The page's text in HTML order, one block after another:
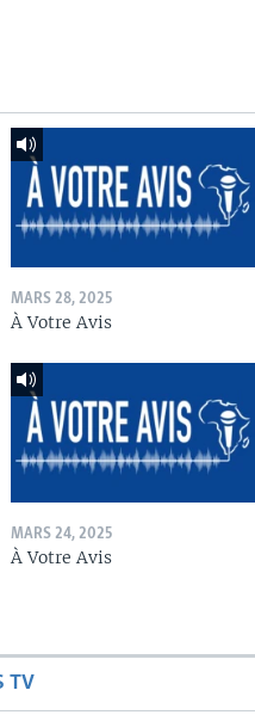
MARS 28, 2025
À Votre Avis
MARS 24, 2025
À Votre Avis
TV